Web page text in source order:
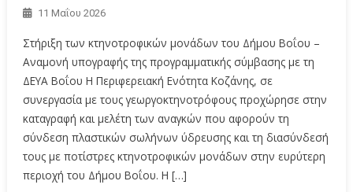
11 Μαΐου 2026
Στήριξη των κτηνοτροφικών μονάδων του Δήμου Βοΐου –
Αναμονή υπογραφής της προγραμματικής σύμβασης με τη
ΔΕΥΑ Βοΐου Η Περιφερειακή Ενότητα Κοζάνης, σε
συνεργασία με τους γεωργοκτηνοτρόφους προχώρησε στην
καταγραφή και μελέτη των αναγκών που αφορούν τη
σύνδεση πλαστικών σωλήνων ύδρευσης και τη διασύνδεσή
τους με ποτίστρες κτηνοτροφικών μονάδων στην ευρύτερη
περιοχή του Δήμου Βοΐου. Η […]